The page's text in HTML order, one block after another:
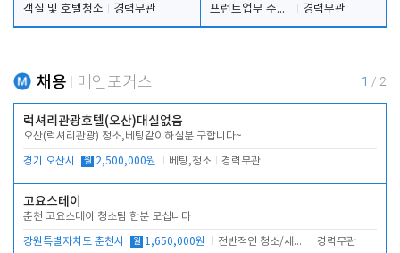
객실 및 호텔청소
경력무관
프런트업무 주간, 야간
경력무관
채용 메인포커스 1 / 2
럭셔리관광호텔(오산)대실없음
오산(럭셔리관광) 청소,베팅같이하실분 구합니다~
경기 오산시 월 2,500,000원 베팅,청소 경력무관
고요스테이
춘천 고요스테이 청소팀 한분 모십니다
강원특별자치도 춘천시 월 1,650,000원 전반적인 청소/세탁업무 경력무관